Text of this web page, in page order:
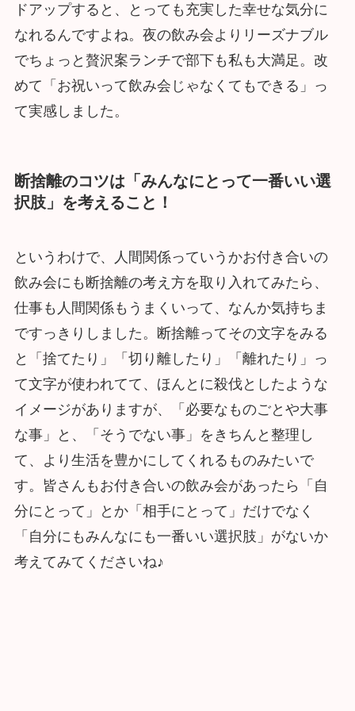
ドアップすると、とっても充実した幸せな気分に
なれるんですよね。夜の飲み会よりリーズナブル
でちょっと贅沢案ランチで部下も私も大満足。改
めて「お祝いって飲み会じゃなくてもできる」っ
て実感しました。
断捨離のコツは「みんなにとって一番いい選
択肢」を考えること！
というわけで、人間関係っていうかお付き合いの
飲み会にも断捨離の考え方を取り入れてみたら、
仕事も人間関係もうまくいって、なんか気持ちま
ですっきりしました。断捨離ってその文字をみる
と「捨てたり」「切り離したり」「離れたり」っ
て文字が使われてて、ほんとに殺伐としたような
イメージがありますが、「必要なものごとや大事
な事」と、「そうでない事」をきちんと整理し
て、より生活を豊かにしてくれるものみたいで
す。皆さんもお付き合いの飲み会があったら「自
分にとって」とか「相手にとって」だけでなく
「自分にもみんなにも一番いい選択肢」がないか
考えてみてくださいね♪